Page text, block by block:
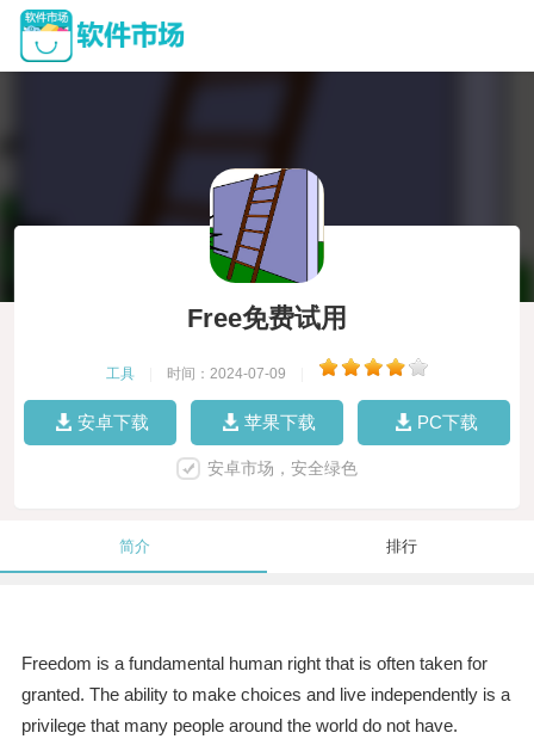
Free免费试用
工具 时间：2024-07-09
安卓下载 苹果下载 PC下载
安卓市场，安全绿色
简介 排行
Freedom is a fundamental human right that is often taken for
granted. The ability to make choices and live independently is a
privilege that many people around the world do not have.